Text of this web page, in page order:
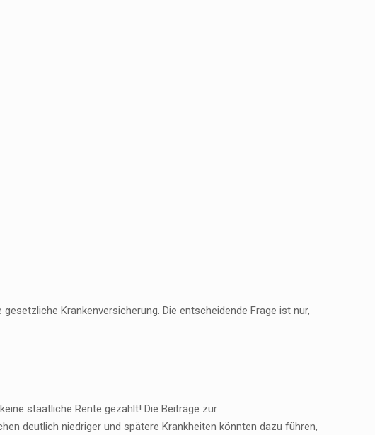
Krankenversicherung. Die entscheidende Frage ist nur,
staatliche Rente gezahlt! Die Beiträge zur
deutlich niedriger und spätere Krankheiten könnten dazu führen,